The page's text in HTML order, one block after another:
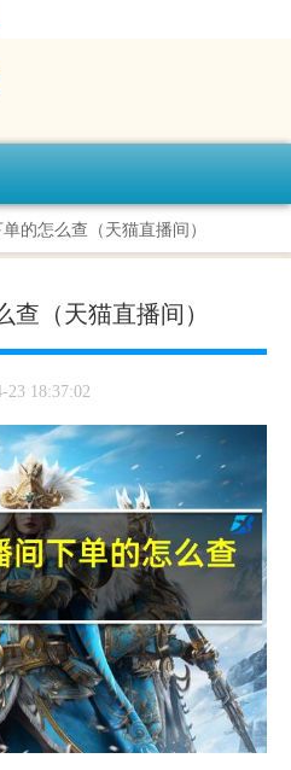
的怎么查（天猫直播间）
（天猫直播间）
23 18:37:02